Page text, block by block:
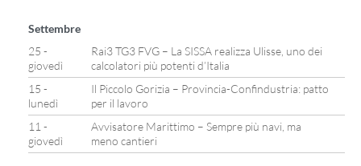
Settembre
25 -
giovedì
Rai3 TG3 FVG – La SISSA realizza Ulisse, uno dei
calcolatori più potenti d’Italia
15 -
lunedì
Il Piccolo Gorizia – Provincia-Confindustria: patto
per il lavoro
11 -
giovedì
Avvisatore Marittimo – Sempre più navi, ma
meno cantieri